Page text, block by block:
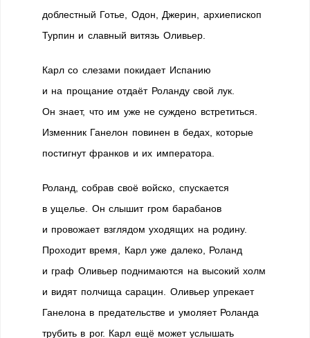
доблестный Готье, Одон, Джерин, архиепископ
Турпин и славный витязь Оливьер.
Карл со слезами покидает Испанию
и на прощание отдаёт Роланду свой лук.
Он знает, что им уже не суждено встретиться.
Изменник Ганелон повинен в бедах, которые
постигнут франков и их императора.
Роланд, собрав своё войско, спускается
в ущелье. Он слышит гром барабанов
и провожает взглядом уходящих на родину.
Проходит время, Карл уже далеко, Роланд
и граф Оливьер поднимаются на высокий холм
и видят полчища сарацин. Оливьер упрекает
Ганелона в предательстве и умоляет Роланда
трубить в рог. Карл ещё может услышать